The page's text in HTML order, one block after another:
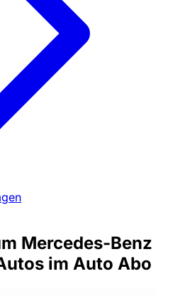
Mercedes-Benz
im Auto Abo